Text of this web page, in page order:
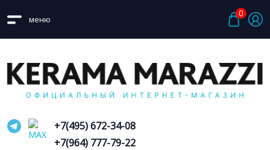
меню
0
+7(495) 672-34-08
+7(964) 777-79-22